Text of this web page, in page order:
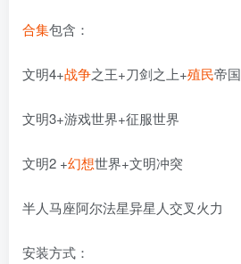
合集包含：
文明4+战争之王+刀剑之上+殖民帝国
文明3+游戏世界+征服世界
文明2 +幻想世界+文明冲突
半人马座阿尔法星异星人交叉火力
安装方式：